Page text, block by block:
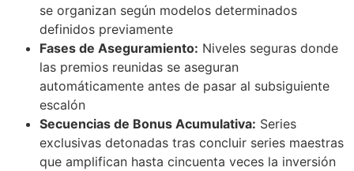
se organizan según modelos determinados
definidos previamente
Fases de Aseguramiento: Niveles seguras donde
las premios reunidas se aseguran
automáticamente antes de pasar al subsiguiente
escalón
Secuencias de Bonus Acumulativa: Series
exclusivas detonadas tras concluir series maestras
que amplifican hasta cincuenta veces la inversión